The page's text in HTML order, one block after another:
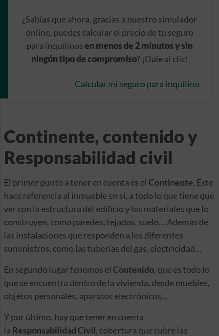
¿Sabías que ahora, gracias a nuestro simulador
online, puedes calcular el precio de tu seguro
para inquilinosen menos de 2 minutos y sin
ningún tipo de compromiso? ¡Dale al clic!
Calcular mi seguro para inquilino
Continente, contenido y
Responsabilidad civil
El primer punto a tener en cuenta es el Continente. Este
hace referencia al inmueble en sí, a todo lo que tiene que
ver con la estructura del edificio y los materiales que lo
construyen, como paredes, tejados, suelo… Además de
las instalaciones que responden a los diferentes
suministros, como las tuberías del gas, electricidad…
En segundo lugar tenemos el Contenido, que es todo lo
que se encuentra dentro de la vivienda, desde muebles,
objetos personales, aparatos electrónicos…
Y por último, hay que tener en cuenta
la Responsabilidad Civil, cobertura que cubre las